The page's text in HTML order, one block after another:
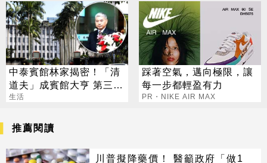
中泰賓館林家揭密！「清
道夫」成賓館大亨 第三代
還建東方文華
生活
踩著空氣，邁向極限，讓
每一步都輕盈有力
PR・NIKE AIR MAX
推薦閱讀
川普擬降藥價！ 醫籲政府「做1